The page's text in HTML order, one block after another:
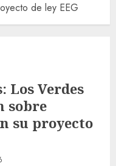
de ley EEG
Los Verdes
sobre
su proyecto